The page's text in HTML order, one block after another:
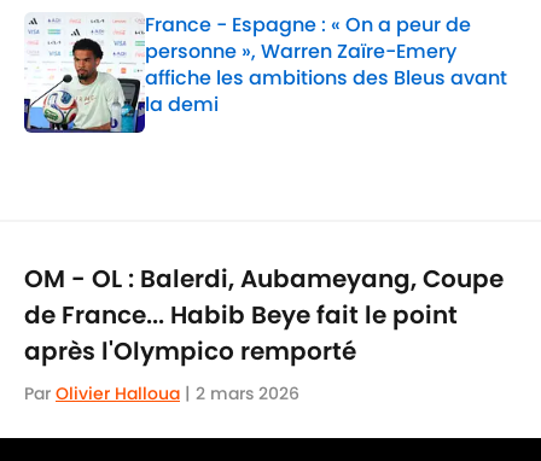
France - Espagne : « On a peur de
personne », Warren Zaïre-Emery
affiche les ambitions des Bleus avant
la demi
Published by on Invalid Date
OM - OL : Balerdi, Aubameyang, Coupe
de France... Habib Beye fait le point
après l'Olympico remporté
Par Olivier Halloua | 2 mars 2026